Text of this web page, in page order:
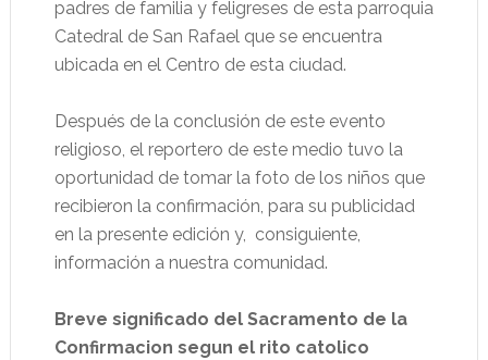
padres de familia y feligreses de esta parroquia
Catedral de San Rafael que se encuentra
ubicada en el Centro de esta ciudad.
Después de la conclusión de este evento
religioso, el reportero de este medio tuvo la
oportunidad de tomar la foto de los niños que
recibieron la confirmación, para su publicidad
en la presente edición y, consiguiente,
información a nuestra comunidad.
Breve significado del Sacramento de la
Confirmacion segun el rito catolico